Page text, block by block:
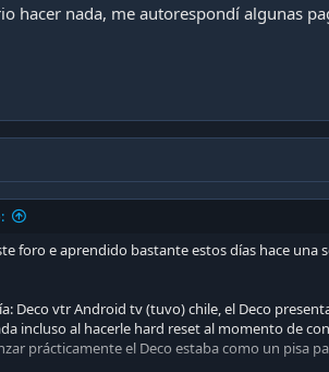
hacer nada, me autorespondí algunas
foro e aprendido bastante estos días hace
Deco vtr Android tv (tuvo) chile, el Deco
incluso al hacerle hard reset al momento de
prácticamente el Deco estaba como un pisa